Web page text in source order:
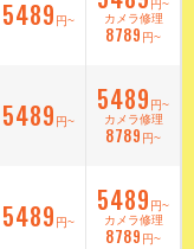
5489 円~
円~
カメラ修理
8789 円~
5489 円~
5489 円~
カメラ修理
8789 円~
5489 円~
5489 円~
カメラ修理
8789 円~